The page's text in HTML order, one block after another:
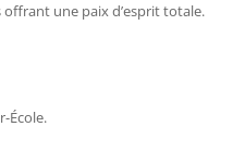
une paix d’esprit totale.
École.